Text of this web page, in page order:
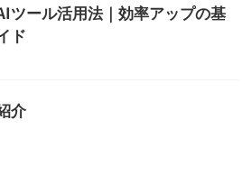
ツール活用法｜効率アップの基
ド
介